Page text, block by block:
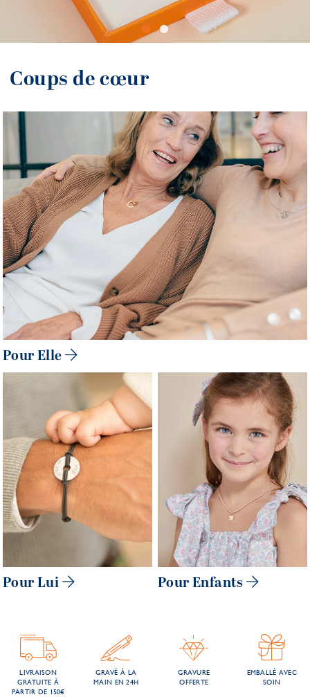
Coups de cœur
Pour Elle
Pour Lui Pour Enfants
LIVRAISON
GRATUITE À
PARTIR DE 150€
GRAVÉ À LA
MAIN EN 24H
GRAVURE
OFFERTE
EMBALLÉ AVEC
SOIN